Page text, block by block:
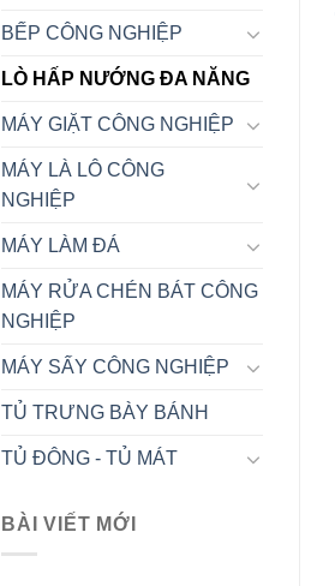
BẾP CÔNG NGHIỆP
LÒ HẤP NƯỚNG ĐA NĂNG
MÁY GIẶT CÔNG NGHIỆP
MÁY LÀ LÔ CÔNG
NGHIỆP
MÁY LÀM ĐÁ
MÁY RỬA CHÉN BÁT CÔNG
NGHIỆP
MÁY SẤY CÔNG NGHIỆP
TỦ TRƯNG BÀY BÁNH
TỦ ĐÔNG - TỦ MÁT
BÀI VIẾT MỚI